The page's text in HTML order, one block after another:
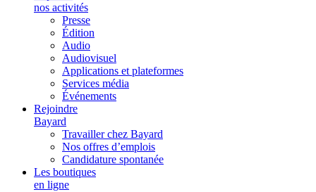
nos activités
Presse
Édition
Audio
Audiovisuel
Applications et plateformes
Services média
Événements
Rejoindre
Bayard
Travailler chez Bayard
Nos offres d’emplois
Candidature spontanée
Les boutiques
en ligne